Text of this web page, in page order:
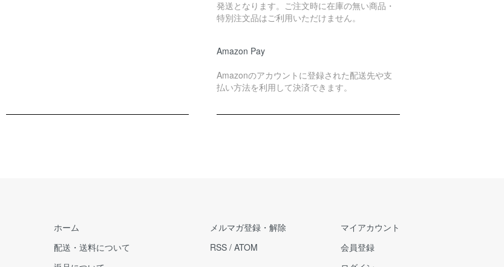
発送となります。ご注文時に在庫の無い商品・
特別注文品はご利用いただけません。
Amazon Pay
Amazonのアカウントに登録された配送先や支
払い方法を利用して決済できます。
ホーム
配送・送料について
メルマガ登録・解除
RSS / ATOM
マイアカウント
会員登録